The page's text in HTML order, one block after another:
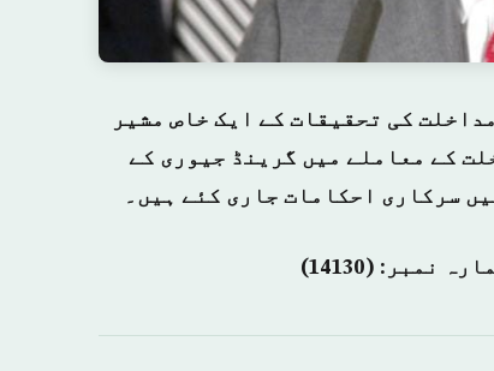
مداخلت کی تحقیقات کے ایک خاص مشیر
کے معاملے میں گرینڈ جیوری کے
سرکاری احکامات جاری کئے ہیں۔